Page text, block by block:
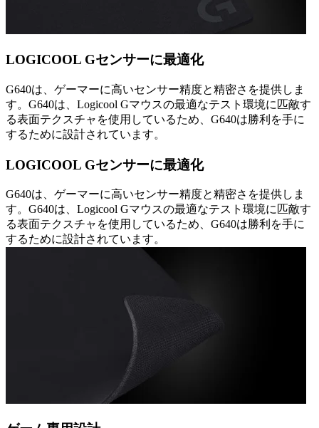
LOGICOOL Gセンサーに最適化
G640は、ゲーマーに高いセンサー精度と精密さを提供しま
す。G640は、Logicool Gマウスの最適なテスト環境に匹敵す
る表面テクスチャを使用しているため、G640は勝利を手に
するために設計されています。
LOGICOOL Gセンサーに最適化
G640は、ゲーマーに高いセンサー精度と精密さを提供しま
す。G640は、Logicool Gマウスの最適なテスト環境に匹敵す
る表面テクスチャを使用しているため、G640は勝利を手に
するために設計されています。